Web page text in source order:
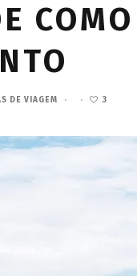
DE VIAGEM · · 3